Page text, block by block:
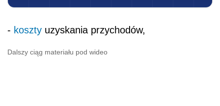
- koszty uzyskania przychodów,
Dalszy ciąg materiału pod wideo